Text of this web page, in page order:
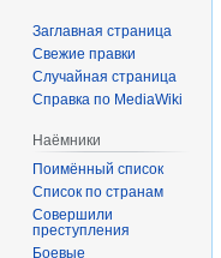
Заглавная страница
Свежие правки
Случайная страница
Справка по MediaWiki
Наёмники
Поимённый список
Список по странам
Совершили
преступления
Боевые